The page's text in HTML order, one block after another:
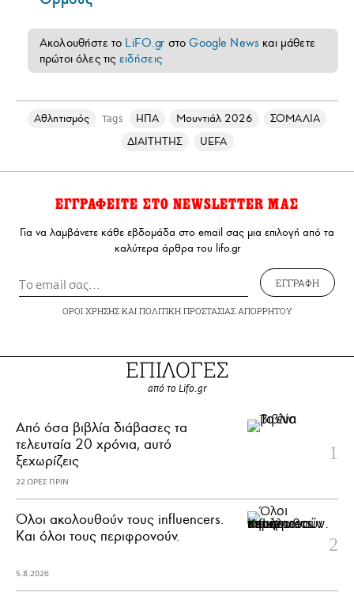
Ακολουθήστε το LiFO.gr στοGoogle News και μάθετε
πρώτοι όλες τις ειδήσεις
Αθλητισμός Tags ΗΠΑ Μουντιάλ 2026
ΣΟΜΑΛΙΑ
ΔΙΑΙΤΗΤΗΣ
UEFA
ΕΓΓΡΑΦΕΙΤΕ ΣΤΟ NEWSLETTER ΜΑΣ
Για να λαμβάνετε κάθε εβδομάδα στο email σας μια επιλογή από τα
καλύτερα άρθρα του lifo.gr
ΕΓΓΡΑΦΗ
ΟΡΟΙ ΧΡΗΣΗΣΚΑΙ ΠΟΛΙΤΙΚΗ ΠΡΟΣΤΑΣΙΑΣ ΑΠΟΡΡΗΤΟΥ
ΕΠΙΛΟΓΕΣ
από το Lifo.gr
Από όσα βιβλία διάβασες τα
τελευταία 20 χρόνια, αυτό
ξεχωρίζεις
22 ΩΡΕΣ ΠΡΙΝ
Όλοι ακολουθούν τους influencers.
Και όλοι τους περιφρονούν.
5.8.2026